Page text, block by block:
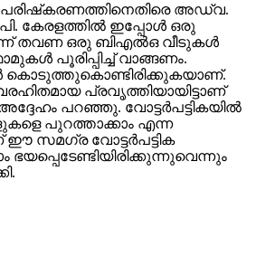
പരിഷ്‌കരണത്തിനെതിരെ അഡ്വ.
കേരളത്തില്‍ ഇപ്പോള്‍ ഒരു
തവണ ഒരു ബിഎല്‍ഒ വീടുകള്‍
പൂരിപ്പിച്ച് വാങ്ങണം.
കൊടുത്തുകൊണ്ടിരിക്കുകയാണ്.
പ്രവൃത്തിയായിട്ടാണ്
പറഞ്ഞു. വോട്ടര്‍പട്ടികയില്‍
പുറത്താക്കാം എന്ന
സമഗ്ര വോട്ടര്‍പട്ടിക